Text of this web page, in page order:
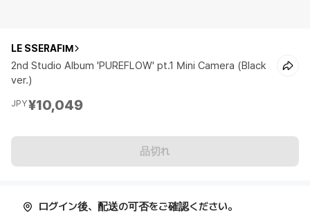
LE SSERAFIM
2nd Studio Album 'PUREFLOW' pt.1 Mini Camera (Black
ver.)
JPY¥10,049
品切れ
ログイン後、配送の可否をご確認ください。